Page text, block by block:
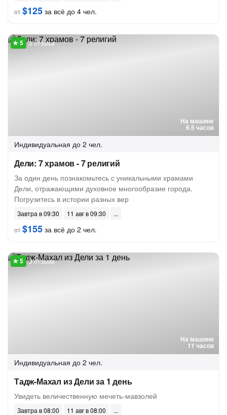
от$125 за всё до 4 чел.
На машине
6.5 часов
3 отзыва
Индивидуальная до 2 чел.
Дели: 7 храмов - 7 религий
За один день познакомьтесь с уникальными храмами
Дели, отражающими духовное многообразие города.
Погрузитесь в истории разных вер
Завтра в 09:30
11 авг в 09:30
от$155 за всё до 2 чел.
На машине
11 часов
3 отзыва
Индивидуальная до 2 чел.
Тадж-Махал из Дели за 1 день
Увидеть величественную мечеть-мавзолей
Завтра в 08:00
11 авг в 08:00